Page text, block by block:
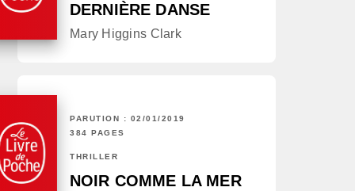
DERNIÈRE DANSE
Mary Higgins Clark
PARUTION : 02/01/2019
384 PAGES
THRILLER
NOIR COMME LA MER